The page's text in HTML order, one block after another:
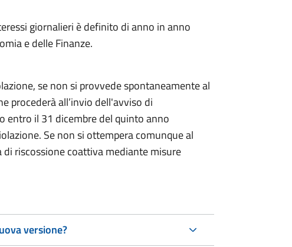
giornalieri è definito di anno in anno
e delle Finanze.
se non si provvede spontaneamente al
procederà all’invio dell'avviso di
entro il 31 dicembre del quinto anno
Se non si ottempera comunque al
riscossione coattiva mediante misure
versione?